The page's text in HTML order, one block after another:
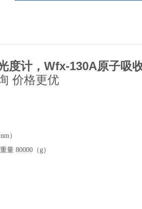
度计，Wfx-130A原子吸
价格更优
）
重量 80000（g）